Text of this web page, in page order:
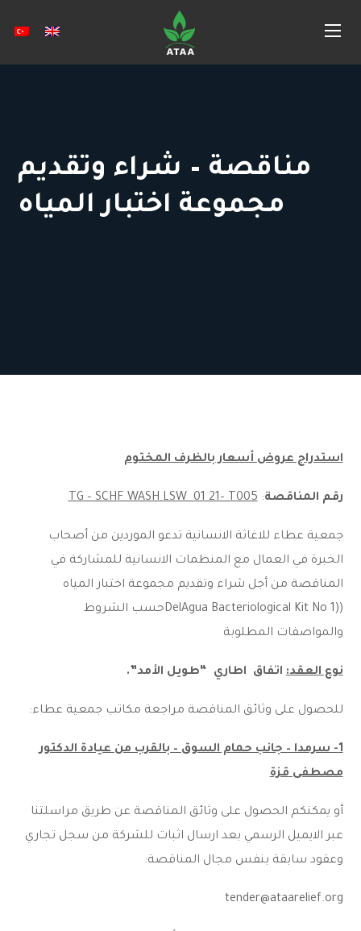
مناقصة – شراء وتقديم
مجموعة اختبار المياه
استدراج عروض أسعار بالظرف المختوم
رقم المناقصة:
TG – SCHF WASH LSW 01 21– T005
جمعية عطاء للاغاثة الانسانية تدعو الموردين من أصحاب
الخبرة في العمال مع المنظمات الانسانية للمشاركة في
المناقصة من أجل شراء وتقديم مجموعة اختبار المياه
((DelAgua Bacteriological Kit No 1حسب الشروط
والمواصفات المطلوبة
نوع العقد:اتفاق اطاري “طويل الأمد”.
للحصول على وثائق المناقصة مراجعة مكاتب جمعية عطاء:
1- سرمدا – جانب حمام السوق – بالقرب من عيادة الدكتور
مصطفى قزة
أو يمكنكم الحصول على وثائق المناقصة عن طريق مراسلتنا
عبر الايميل الرسمي بعد ارسال اثبات للشركة من سجل تجاري
وعقود سابقة بنفس مجال المناقصة:
tender@ataarelief.org